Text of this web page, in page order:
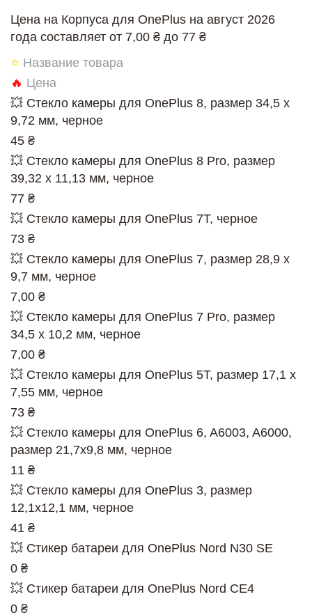
Цена на Корпуса для OnePlus на август 2026
года составляет от 7,00 ₴ до 77 ₴
⭐ Название товара
🔥 Цена
💥 Стекло камеры для OnePlus 8, размер 34,5 x
9,72 мм, черное
45 ₴
💥 Стекло камеры для OnePlus 8 Pro, размер
39,32 x 11,13 мм, черное
77 ₴
💥 Стекло камеры для OnePlus 7T, черное
73 ₴
💥 Стекло камеры для OnePlus 7, размер 28,9 x
9,7 мм, черное
7,00 ₴
💥 Стекло камеры для OnePlus 7 Pro, размер
34,5 x 10,2 мм, черное
7,00 ₴
💥 Стекло камеры для OnePlus 5T, размер 17,1 x
7,55 мм, черное
73 ₴
💥 Стекло камеры для OnePlus 6, A6003, A6000,
размер 21,7x9,8 мм, черное
11 ₴
💥 Стекло камеры для OnePlus 3, размер
12,1x12,1 мм, черное
41 ₴
💥 Стикер батареи для OnePlus Nord N30 SE
0 ₴
💥 Стикер батареи для OnePlus Nord CE4
0 ₴